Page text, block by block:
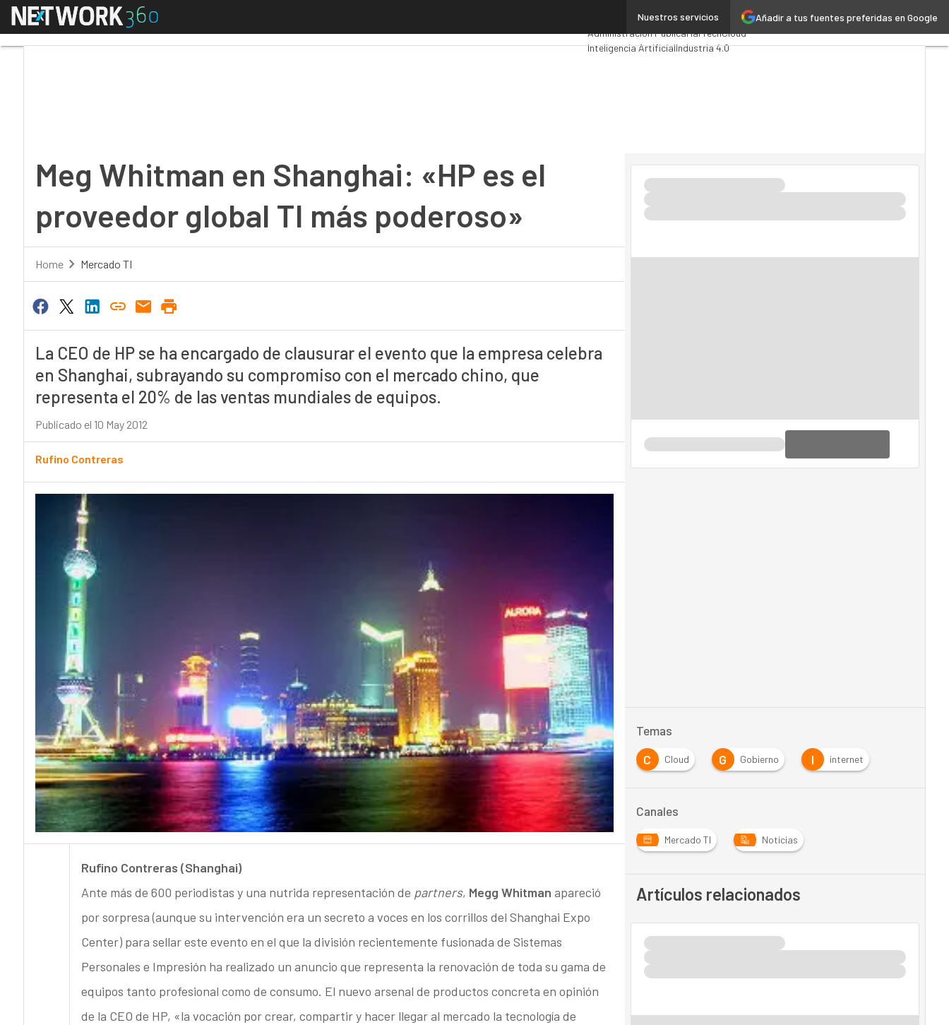
Añadir a tus fuentes preferidas en Google
Nuestros servicios
Menú Premios ComputingAnalytics
Administración PúblicaMarTechCloud
Inteligencia ArtificialIndustria 4.0
Meg Whitman en Shanghai: «HP es el
proveedor global TI más poderoso»
Home Mercado TI
La CEO de HP se ha encargado de clausurar el evento que la empresa celebra
en Shanghai, subrayando su compromiso con el mercado chino, que
representa el 20% de las ventas mundiales de equipos.
Publicado el 10 May 2012
Rufino Contreras
Rufino Contreras (Shanghai)
Ante más de 600 periodistas y una nutrida representación de partners, Megg Whitman apareció
por sorpresa (aunque su intervención era un secreto a voces en los corrillos del Shanghai Expo
Center) para sellar este evento en el que la división recientemente fusionada de Sistemas
Personales e Impresión ha realizado un anuncio que representa la renovación de toda su gama de
equipos tanto profesional como de consumo. El nuevo arsenal de productos concreta en opinión
de la CEO de HP, «la vocación por crear, compartir y hacer llegar al mercado la tecnología de
Temas
C
Cloud G Gobierno I internet
Canales
Mercado TI Noticias
Artículos relacionados